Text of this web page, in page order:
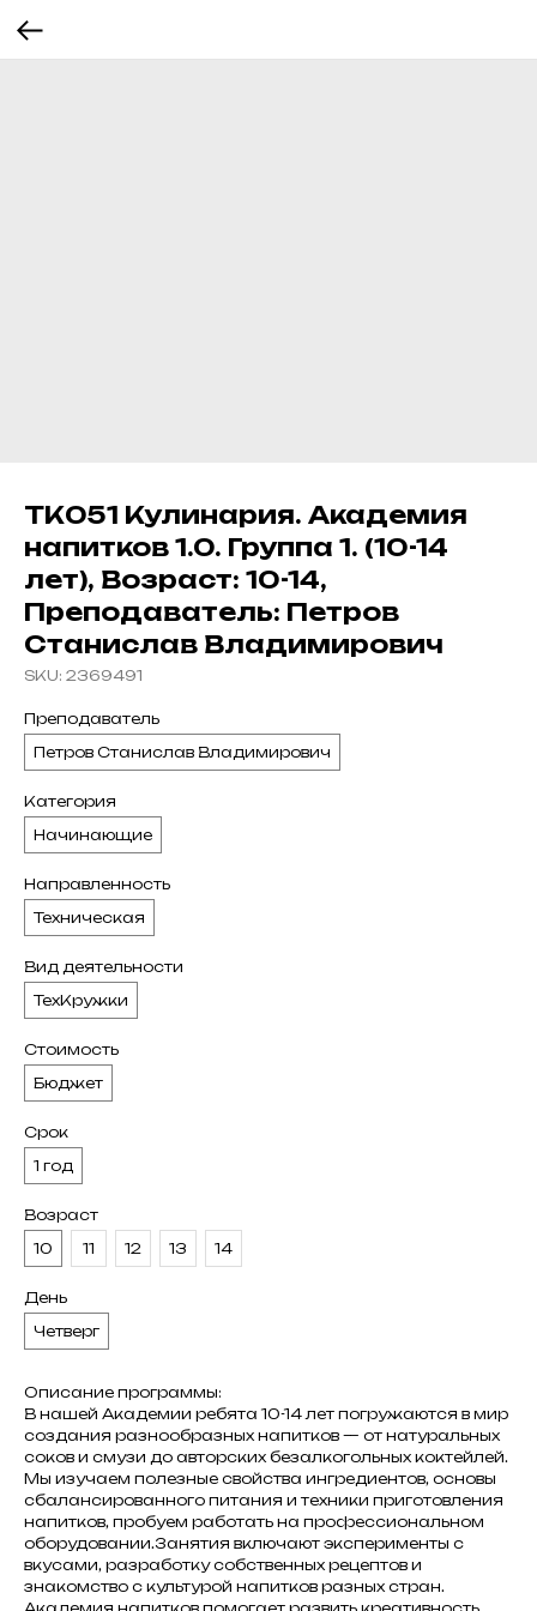
ТК051 Кулинария. Академия
напитков 1.0. Группа 1. (10-14
лет), Возраст: 10-14,
Преподаватель: Петров
Станислав Владимирович
SKU: 2369491
Преподаватель
Петров Станислав Владимирович
Категория
Начинающие
Направленность
Техническая
Вид деятельности
ТехКружки
Стоимость
Бюджет
Срок
1 год
Возраст
10
11 12 13 14
День
Четверг
Описание программы:
В нашей Академии ребята 10-14 лет погружаются в мир
создания разнообразных напитков — от натуральных
соков и смузи до авторских безалкогольных коктейлей.
Мы изучаем полезные свойства ингредиентов, основы
сбалансированного питания и техники приготовления
напитков, пробуем работать на профессиональном
оборудовании.Занятия включают эксперименты с
вкусами, разработку собственных рецептов и
знакомство с культурой напитков разных стран.